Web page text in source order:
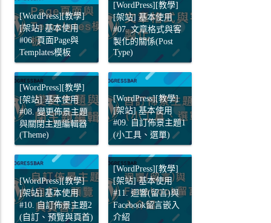
[WordPress][教學]
[架站] 基本使用
#06. 頁面Page與
Templates模板
[WordPress][教學]
[架站] 基本使用
#07. 文章格式與客
製化的關係(Post
Type)
[WordPress][教學]
[架站] 基本使用
#08. 變更佈景主題
與關閉主題編輯器
(Theme)
[WordPress][教學]
[架站] 基本使用
#09. 自訂佈景主題1
(小工具、選單)
[WordPress][教學]
[架站] 基本使用
#10. 自訂佈景主題2
(自訂、預覽與頁首)
[WordPress][教學]
[架站] 基本使用
#11. 迴響(留言)與
Facebook留言嵌入
介紹